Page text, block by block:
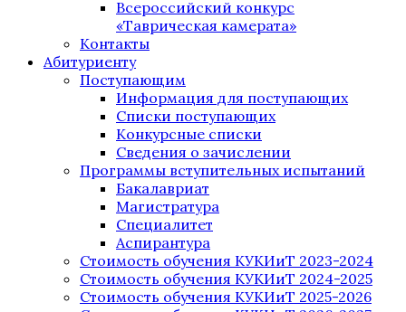
Всероссийский конкурс
«Таврическая камерата»
Контакты
Абитуриенту
Поступающим
Информация для поступающих
Списки поступающих
Конкурсные списки
Сведения о зачислении
Программы вступительных испытаний
Бакалавриат
Магистратура
Специалитет
Аспирантура
Стоимость обучения КУКИиТ 2023-2024
Стоимость обучения КУКИиТ 2024-2025
Стоимость обучения КУКИиТ 2025-2026